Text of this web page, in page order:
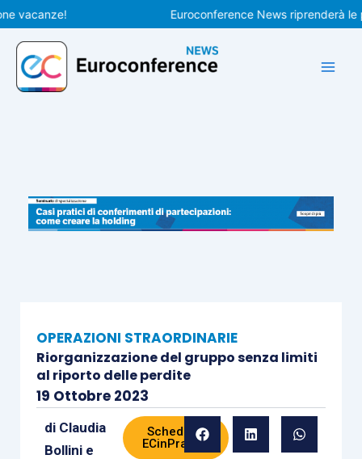
Vai
al
contenuto
Euroconference News riprenderà le
OPERAZIONI STRAORDINARIE
Riorganizzazione del gruppo senza limiti
al riporto delle perdite
19 Ottobre 2023
di Claudia
Bollinie
Scheda di
ECinPratica